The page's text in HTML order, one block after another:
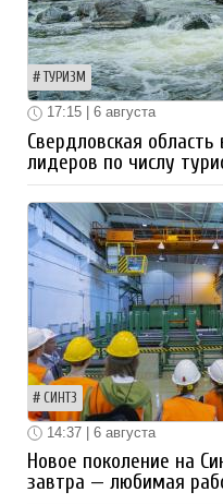
ТУРИЗМ
17:15 | 6 августа
Свердловская
лидеров по числу
СИНТЗ
14:37 | 6 августа
Новое поколение на
завтра — любимая